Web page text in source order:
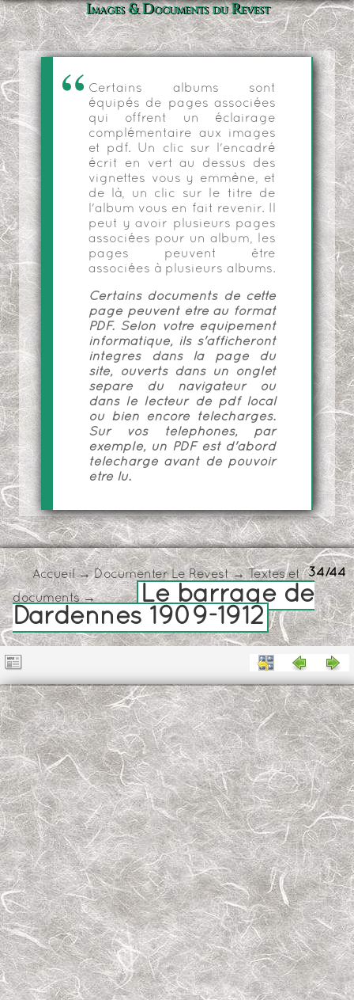
Images & Documents du Revest
Certains albums sont
équipés de pages associées
qui offrent un éclairage
complémentaire aux images
et pdf. Un clic sur l'encadré
écrit en vert au dessus des
vignettes vous y emmène, et
de là, un clic sur le titre de
l'album vous en fait revenir. Il
peut y avoir plusieurs pages
associées pour un album, les
pages peuvent être
associées à plusieurs albums.
Certains documents de cette
page peuvent être au format
PDF. Selon votre équipement
informatique, ils s'afficheront
intégrés dans la page du
site, ouverts dans un onglet
séparé du navigateur ou
dans le lecteur de pdf local
ou bien encore téléchargés.
Sur vos téléphones, par
exemple, un PDF est d'abord
téléchargé avant de pouvoir
être lu.
34/44
Accueil→Documenter Le Revest→Textes et
documents→
Le barrage de
Dardennes 1909-1912